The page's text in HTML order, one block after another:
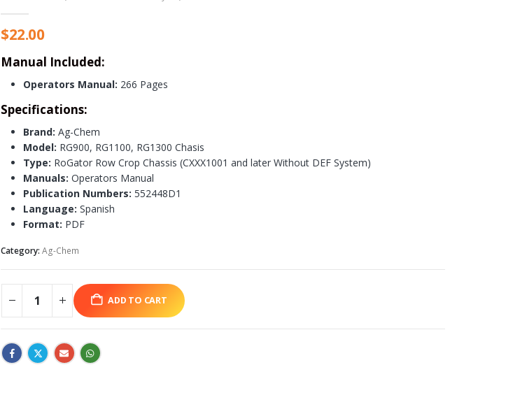
$22.00
Manual Included:
Operators Manual: 266 Pages
Specifications:
Brand: Ag-Chem
Model: RG900, RG1100, RG1300 Chasis
Type: RoGator Row Crop Chassis (CXXX1001 and later Without DEF System)
Manuals: Operators Manual
Publication Numbers: 552448D1
Language: Spanish
Format: PDF
Category: Ag-Chem
ADD TO CART